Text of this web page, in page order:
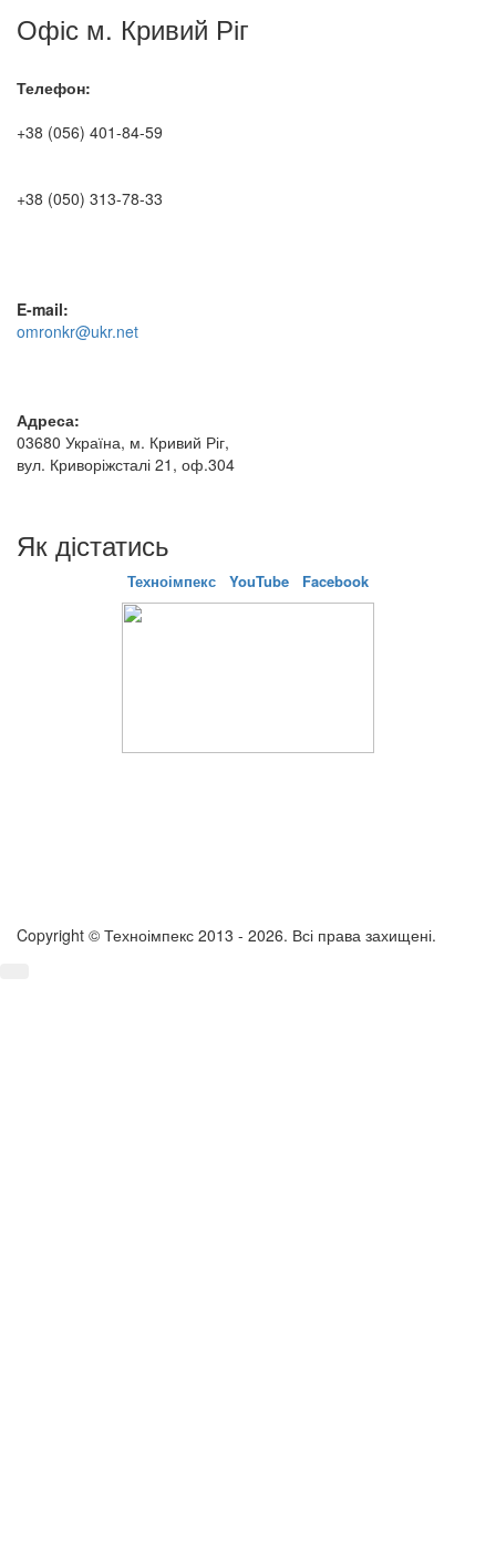
Офіс м. Кривий Ріг
Телефон:
+38 (056) 401-84-59
+38 (050) 313-78-33
E-mail:
omronkr@ukr.net
Адреса:
03680 Україна, м. Кривий Ріг,
вул. Криворіжсталі 21, оф.304
Як дістатись
Техноімпекс YouTube Facebook
Copyright © Техноімпекс 2013 - 2026. Всі права захищені.